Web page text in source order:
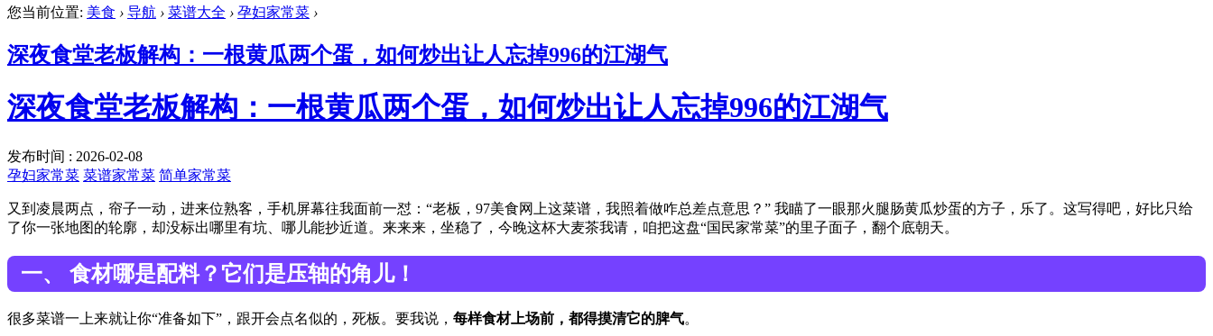
您当前位置: 美食 › 导航 › 菜谱大全 › 孕妇家常菜 ›
深夜食堂老板解构：一根黄瓜两个蛋，如何炒出让人忘掉996的江湖气
深夜食堂老板解构：一根黄瓜两个蛋，如何炒出让人忘掉996的江湖气
发布时间 : 2026-02-08
孕妇家常菜 菜谱家常菜 简单家常菜
又到凌晨两点，帘子一动，进来位熟客，手机屏幕往我面前一怼：“老板，97美食网上这菜谱，我照着做咋总差点意思？” 我瞄了一眼那火腿肠黄瓜炒蛋的方子，乐了。这写得吧，好比只给
了你一张地图的轮廓，却没标出哪里有坑、哪儿能抄近道。来来来，坐稳了，今晚这杯大麦茶我请，咱把这盘“国民家常菜”的里子面子，翻个底朝天。
一、 食材哪是配料？它们是压轴的角儿！
很多菜谱一上来就让你“准备如下”，跟开会点名似的，死板。要我说， 每样食材上场前，都得摸清它的脾气。